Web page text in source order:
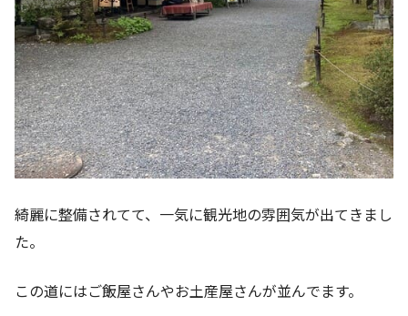
綺麗に整備されてて、一気に観光地の雰囲気が出てきまし
た。
この道にはご飯屋さんやお土産屋さんが並んでます。